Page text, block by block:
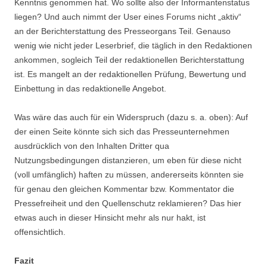
Kenntnis genommen hat. Wo sollte also der Informantenstatus
liegen? Und auch nimmt der User eines Forums nicht „aktiv“
an der Berichterstattung des Presseorgans Teil. Genauso
wenig wie nicht jeder Leserbrief, die täglich in den Redaktionen
ankommen, sogleich Teil der redaktionellen Berichterstattung
ist. Es mangelt an der redaktionellen Prüfung, Bewertung und
Einbettung in das redaktionelle Angebot.
Was wäre das auch für ein Widerspruch (dazu s. a. oben): Auf
der einen Seite könnte sich sich das Presseunternehmen
ausdrücklich von den Inhalten Dritter qua
Nutzungsbedingungen distanzieren, um eben für diese nicht
(voll umfänglich) haften zu müssen, andererseits könnten sie
für genau den gleichen Kommentar bzw. Kommentator die
Pressefreiheit und den Quellenschutz reklamieren? Das hier
etwas auch in dieser Hinsicht mehr als nur hakt, ist
offensichtlich.
Fazit